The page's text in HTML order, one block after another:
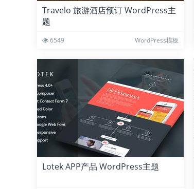
Travelo 旅游酒店预订 WordPress主
题
6549 WordPress模板
Lotek APP产品 WordPress主题